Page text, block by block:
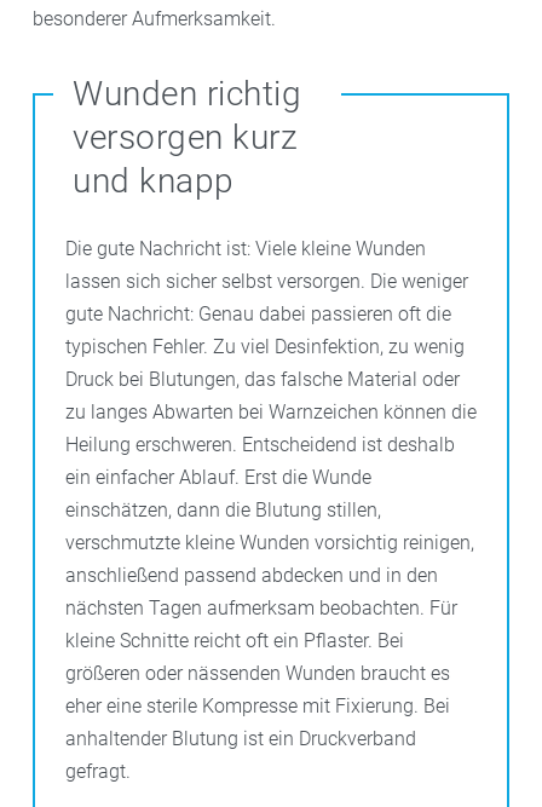
besonderer Aufmerksamkeit.
Wunden richtig
versorgen kurz
und knapp
Die gute Nachricht ist: Viele kleine Wunden
lassen sich sicher selbst versorgen. Die weniger
gute Nachricht: Genau dabei passieren oft die
typischen Fehler. Zu viel Desinfektion, zu wenig
Druck bei Blutungen, das falsche Material oder
zu langes Abwarten bei Warnzeichen können die
Heilung erschweren. Entscheidend ist deshalb
ein einfacher Ablauf. Erst die Wunde
einschätzen, dann die Blutung stillen,
verschmutzte kleine Wunden vorsichtig reinigen,
anschließend passend abdecken und in den
nächsten Tagen aufmerksam beobachten. Für
kleine Schnitte reicht oft ein Pflaster. Bei
größeren oder nässenden Wunden braucht es
eher eine sterile Kompresse mit Fixierung. Bei
anhaltender Blutung ist ein Druckverband
gefragt.